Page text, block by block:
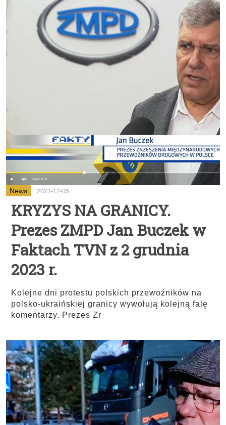
News 2023-12-05
KRYZYS NA GRANICY.
Prezes ZMPD Jan Buczek w
Faktach TVN z 2 grudnia
2023 r.
Kolejne dni protestu polskich przewoźników na
polsko-ukraińskiej granicy wywołują kolejną falę
komentarzy. Prezes Zr